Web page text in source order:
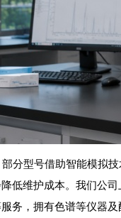
分型号借助智能模拟
低维护成本。我们公
务，拥有色谱等仪器